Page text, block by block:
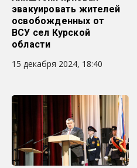
эвакуировать жителей
освобожденных от
ВСУ сел Курской
области
15 декабря 2024, 18:40